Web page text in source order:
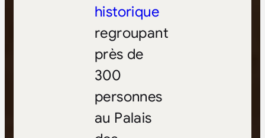
historique
regroupant
près de
300
personnes
au Palais